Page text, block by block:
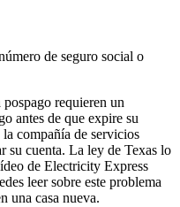
de seguro social o
requieren un
antes de que expire su
compañía de servicios
su cuenta. La ley de Texas lo
de Electricity Express
leer sobre este problema
una casa nueva.